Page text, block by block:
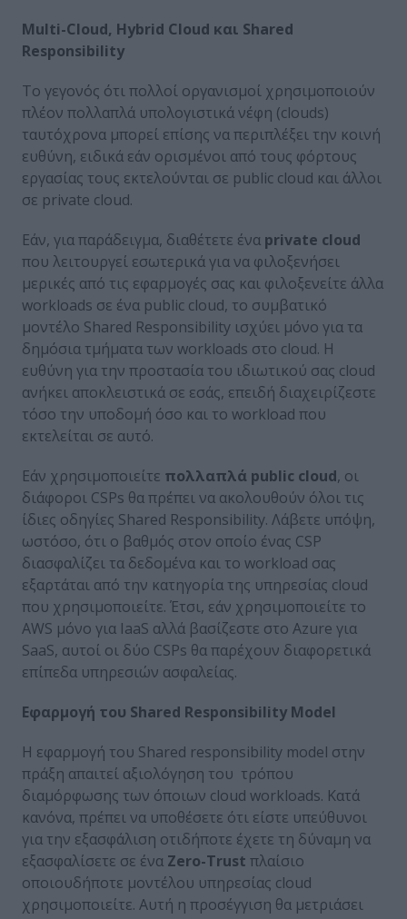
Multi-Cloud, Hybrid Cloud και Shared
Responsibility
Το γεγονός ότι πολλοί οργανισμοί χρησιμοποιούν
πλέον πολλαπλά υπολογιστικά νέφη (clouds)
ταυτόχρονα μπορεί επίσης να περιπλέξει την κοινή
ευθύνη, ειδικά εάν ορισμένοι από τους φόρτους
εργασίας τους εκτελούνται σε public cloud και άλλοι
σε private cloud.
Εάν, για παράδειγμα, διαθέτετε ένα private cloud
που λειτουργεί εσωτερικά για να φιλοξενήσει
μερικές από τις εφαρμογές σας και φιλοξενείτε άλλα
workloads σε ένα public cloud, το συμβατικό
μοντέλο Shared Responsibility ισχύει μόνο για τα
δημόσια τμήματα των workloads στο cloud. Η
ευθύνη για την προστασία του ιδιωτικού σας cloud
ανήκει αποκλειστικά σε εσάς, επειδή διαχειρίζεστε
τόσο την υποδομή όσο και το workload που
εκτελείται σε αυτό.
Εάν χρησιμοποιείτε πολλαπλά public cloud, οι
διάφοροι CSPs θα πρέπει να ακολουθούν όλοι τις
ίδιες οδηγίες Shared Responsibility. Λάβετε υπόψη,
ωστόσο, ότι ο βαθμός στον οποίο ένας CSP
διασφαλίζει τα δεδομένα και το workload σας
εξαρτάται από την κατηγορία της υπηρεσίας cloud
που χρησιμοποιείτε. Έτσι, εάν χρησιμοποιείτε το
AWS μόνο για IaaS αλλά βασίζεστε στο Azure για
SaaS, αυτοί οι δύο CSPs θα παρέχουν διαφορετικά
επίπεδα υπηρεσιών ασφαλείας.
Εφαρμογή του Shared Responsibility Model
Η εφαρμογή του Shared responsibility model στην
πράξη απαιτεί αξιολόγηση του τρόπου
διαμόρφωσης των όποιων cloud workloads. Κατά
κανόνα, πρέπει να υποθέσετε ότι είστε υπεύθυνοι
για την εξασφάλιση οτιδήποτε έχετε τη δύναμη να
εξασφαλίσετε σε ένα Zero-Trust πλαίσιο
οποιουδήποτε μοντέλου υπηρεσίας cloud
χρησιμοποιείτε. Αυτή η προσέγγιση θα μετριάσει